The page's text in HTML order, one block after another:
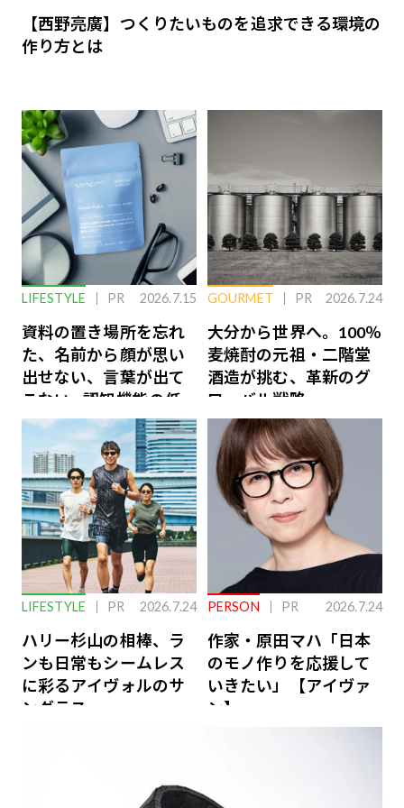
【西野亮廣】つくりたいものを追求できる環境の
作り方とは
LIFESTYLE PR 2026.7.15
資料の置き場所を忘れ
た、名前から顔が思い
出せない、言葉が出て
こない…認知機能の低
下を救う、脳のインナ
ーケアとは
GOURMET PR 2026.7.24
大分から世界へ。100％
麦焼酎の元祖・二階堂
酒造が挑む、革新のグ
ローバル戦略
LIFESTYLE PR 2026.7.24
ハリー杉山の相棒、ラ
ンも日常もシームレス
に彩るアイヴォルのサ
ングラス
PERSON PR 2026.7.24
作家・原田マハ「日本
のモノ作りを応援して
いきたい」【アイヴァ
ン】